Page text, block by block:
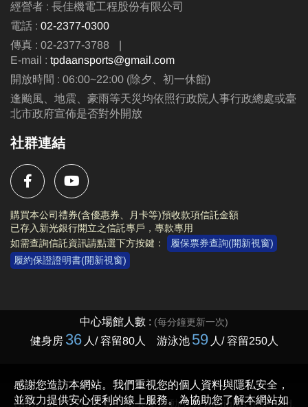
經營者 : 長佳機電工程股份有限公司
電話 : 02-2377-0300
傳真 : 02-2377-3788
|
E-mail : tpdaansports@gmail.com
開放時間 : 06:00~22:00 (除夕、初一休館)
逢颱風、地震、豪雨等天災均依照行政院人事行政總處或臺
北市政府宣佈是否對外開放
社群連結
購買本公司禮券(含優惠券、月卡等)預收款項信託金額
已存入新光銀行開立之信託專戶，專款專用
如需查詢信託資訊請點選下方按鍵：
履保票券查詢(開新視窗)
履約保證證明書(開新視窗)
Copyright © 2023 臺北市大安運動中心 All rights reserved.